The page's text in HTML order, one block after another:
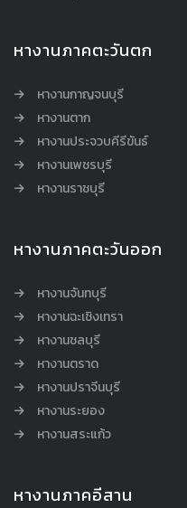
หางานภาคตะวันตก
หางานกาญจนบุรี
หางานตาก
หางานประจวบคีรีขันธ์
หางานเพชรบุรี
หางานราชบุรี
หางานภาคตะวันออก
หางานจันทบุรี
หางานฉะเชิงเทรา
หางานชลบุรี
หางานตราด
หางานปราจีนบุรี
หางานระยอง
หางานสระแก้ว
หางานภาคอีสาน